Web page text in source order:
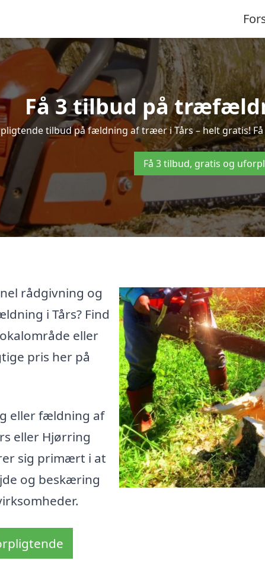
Få 3 tilbud på
tilbud på fældning af træer i Tårs – helt gratis!
Få 3 tilbud, gratis og
rådgivning og
i Tårs? Find
eller
pris her på
eller fældning af
eller Hjørring
sig primært i at
og beskæring